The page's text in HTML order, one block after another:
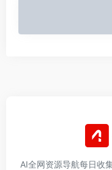
AI全网资源导航每日收